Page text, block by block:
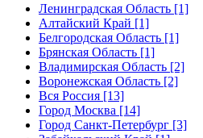
Ленинградская Область [1]
Алтайский Край [1]
Белгородская Область [1]
Брянская Область [1]
Владимирская Область [2]
Воронежская Область [2]
Вся Россия [13]
Город Москва [14]
Город Санкт-Петербург [3]